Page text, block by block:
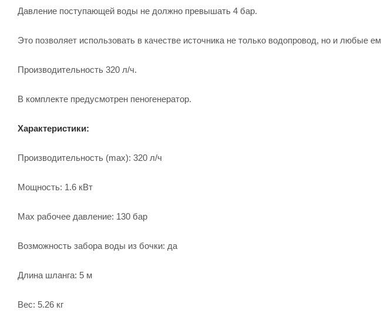
Давление поступающей воды не должно превышать 4 бар.
Это позволяет использовать в качестве источника не только водопровод, но и любые
Производительность 320 л/ч.
В комплекте предусмотрен пеногенератор.
Характеристики:
Производительность (max): 320 л/ч
Мощность: 1.6 кВт
Мах рабочее давление: 130 бар
Возможность забора воды из бочки: да
Длина шланга: 5 м
Вес: 5.26 кг